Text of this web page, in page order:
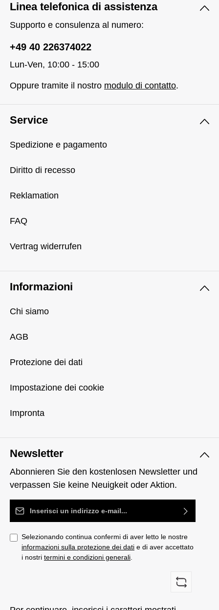
Newsletter
Abonnieren Sie den kostenlosen Newsletter und
verpassen Sie keine Neuigkeit oder Aktion.
Indirizzo e-mail*
Selezionando continua confermi di aver letto le nostre
informazioni sulla protezione dei dati e di aver accettato
i nostri termini e condizioni generali.
Linea telefonica di assistenza
Supporto e consulenza al numero:
+49 40 226374022
Lun-Ven, 10:00 - 15:00
Oppure tramite il nostro modulo di contatto.
Service
Spedizione e pagamento
Diritto di recesso
Reklamation
FAQ
Vertrag widerrufen
Informazioni
Chi siamo
AGB
Protezione dei dati
Impostazione dei cookie
Impronta